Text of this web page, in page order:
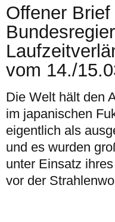
Offener
vom 14./
Die Welt hält den
im japanischen
eigentlich als
und es wurden
unter Einsatz
vor der